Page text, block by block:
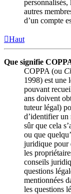
autres
d’un compte
Haut
Que signifie
COPPA (ou
1998) est une
pouvant
ans doivent
tuteur légal)
d’identifier un
sûr que cela
ou que
juridique pour
les
conseils
questions
mentionnées
les questions